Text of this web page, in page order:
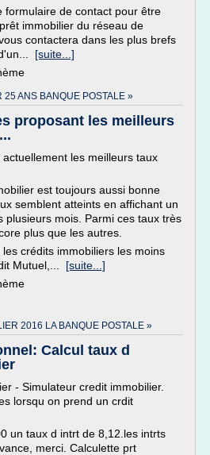
formulaire de contact pour être
immobilier du réseau de
contactera dans les plus brefs
[suite...]
25 ANS BANQUE POSTALE »
proposant les meilleurs
les meilleurs taux
est toujours aussi bonne
semblent atteints en affichant un
plusieurs mois. Parmi ces taux très
plus que les autres.
crédits immobiliers les moins
Mutuel,... [suite...]
2016 LA BANQUE POSTALE »
Calcul taux d
- Simulateur credit immobilier.
lorsqu on prend un crdit
un taux d intrt de 8,12.les intrts
merci. Calculette prt